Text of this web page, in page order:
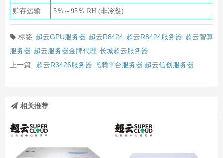
贮存运输 5％～95％ RH (非冷凝)
标签: 超云GPU服务器 超云R8424 超云R8424服务器 超云智算
服务器 超云服务器金牌代理 长城超云服务器
上一篇: 超云R3426服务器 飞腾平台服务器 超云信创服务器
相关推荐